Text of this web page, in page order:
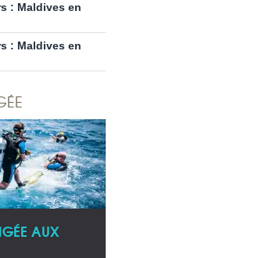
: Maldives en
: Maldives en
AUX